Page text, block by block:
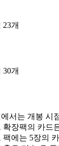
23개
30개
actions
서는 개봉 시
확장팩의 카드
팩에는 5장의